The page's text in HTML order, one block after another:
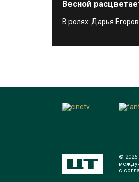
Весной
В ролях: Дарья
©
с